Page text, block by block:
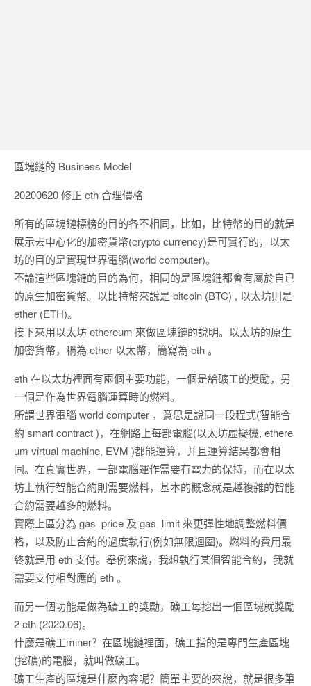
區塊鏈的 Business Model
20200620 修正 eth 合理價格
所有的區塊鏈標榜的目的各不相同，比如，比特幣的目的就是
展示去中心化的加密貨幣(crypto currency)是可實行的，以太
坊的目的是實現世界電腦(world computer)。
不論這些區塊鏈的目的為何，相同的是區塊鏈都會有屬於自已
的原生加密貨幣。以比特幣來說是 bitcoin (BTC) , 以太坊則是
ether (ETH)。
接下來用以太坊 ethereum 來做區塊鏈的說明。以太坊的原生
加密貨幣，稱為 ether 以太幣，簡寫為 eth 。
eth 在以太坊裡面有兩個主要功能，一個是給礦工的獎勵，另
一個是作為世界電腦運算時的燃料。
所謂世界電腦 world computer ，意思是說同一段程式(智能合
約 smart contract )，在網路上每部電腦(以太坊虛擬機, ethere
um virtual machine, EVM )都能運算，并且運算結果都會相
同。在真實世界，一部電腦運作需要有電力的保持，而在以太
坊上執行智能合約則需要燃料，基本的概念就是越複雜的智能
合約需要越多的燃料。
實際上區分為 gas_price 及 gas_limit 來更彈性地調整燃料價
格，以及防止合約的過度執行(例如無限迴圈)。燃料的費用最
終就是用 eth 支付。舉例來說，我想執行某個智能合約，我就
需要支付相對應的 eth 。
而另一個功能是做為礦工的獎勵，礦工每挖出一個區塊就獎勵
2 eth (2020.06)。
什麼是礦工miner？在區塊鏈裡面，礦工指的是專門生產區塊
(挖礦)的電腦，就叫做礦工。
礦工生產的區塊是什麼內容呢？簡單主要的來說，就是很多筆